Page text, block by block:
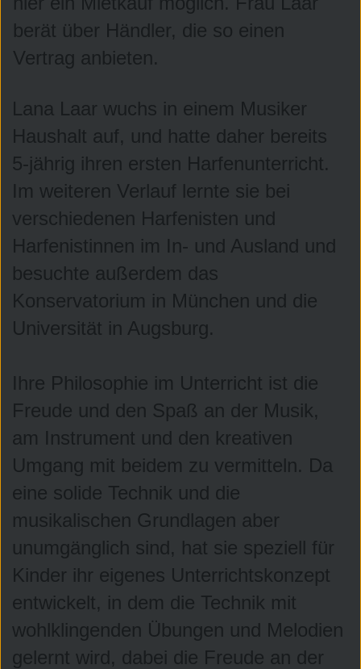
Konzept - Häufige Fragen
Aufnahme
berät über Händler, die so einen
Vertrag anbieten.
Lana Laar wuchs in einem Musiker
Haushalt auf, und hatte daher bereits
5-jährig ihren ersten Harfenunterricht.
Im weiteren Verlauf lernte sie bei
verschiedenen Harfenisten und
Harfenistinnen im In- und Ausland und
besuchte außerdem das
Konservatorium in München und die
Universität in Augsburg.
Ihre Philosophie im Unterricht ist die
Freude und den Spaß an der Musik,
am Instrument und den kreativen
Umgang mit beidem zu vermitteln. Da
eine solide Technik und die
musikalischen Grundlagen aber
unumgänglich sind, hat sie speziell für
Kinder ihr eigenes Unterrichtskonzept
entwickelt, in dem die Technik mit
wohlklingenden Übungen und Melodien
gelernt wird, dabei die Freude an der